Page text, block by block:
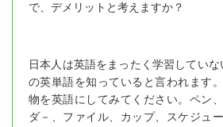
で、デメリットと考えますか？
日本人は英語をまったく学習してい
の英単語を知っていると言われます
物を英語にしてみてください。ペン
ダ－、ファイル、カップ、スケジュ